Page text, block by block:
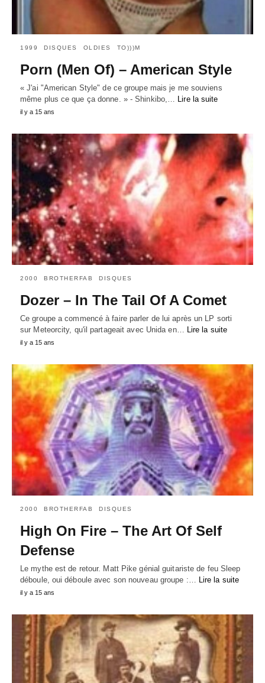
1999 DISQUES OLDIES TO)))M
Porn (Men Of) – American Style
« J'ai "American Style" de ce groupe mais je me souviens
même plus ce que ça donne. » - Shinkibo,… Lire la suite
il y a 15 ans
2000 BROTHERFAB DISQUES
Dozer – In The Tail Of A Comet
Ce groupe a commencé à faire parler de lui après un LP sorti
sur Meteorcity, qu'il partageait avec Unida en…
Lire la suite
il y a 15 ans
2000 BROTHERFAB DISQUES
High On Fire – The Art Of Self
Defense
Le mythe est de retour. Matt Pike génial guitariste de feu Sleep
déboule, oui déboule avec son nouveau groupe :… Lire la suite
il y a 15 ans